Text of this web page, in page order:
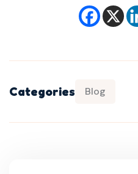
Categories Blog